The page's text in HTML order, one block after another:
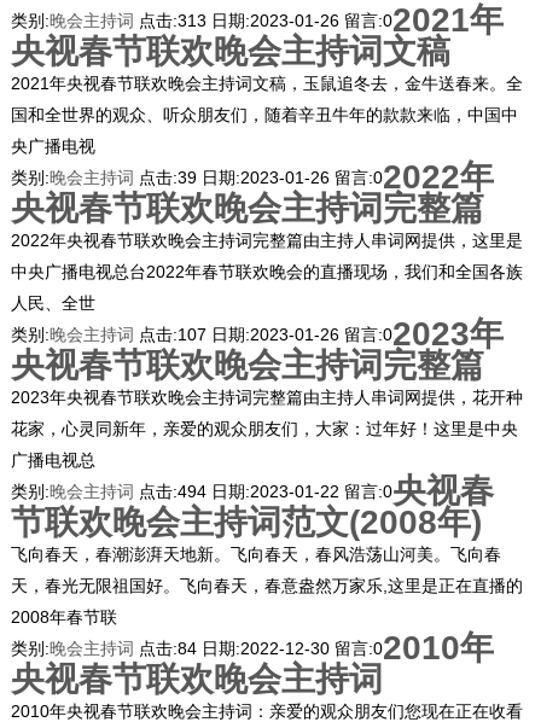
类别:晚会主持词 点击:313 日期:2023-01-26 留言:02021年
央视春节联欢晚会主持词文稿
2021年央视春节联欢晚会主持词文稿，玉鼠追冬去，金牛送春来。全
国和全世界的观众、听众朋友们，随着辛丑牛年的款款来临，中国中
央广播电视
类别:晚会主持词 点击:39 日期:2023-01-26 留言:02022年
央视春节联欢晚会主持词完整篇
2022年央视春节联欢晚会主持词完整篇由主持人串词网提供，这里是
中央广播电视总台2022年春节联欢晚会的直播现场，我们和全国各族
人民、全世
类别:晚会主持词 点击:107 日期:2023-01-26 留言:02023年
央视春节联欢晚会主持词完整篇
2023年央视春节联欢晚会主持词完整篇由主持人串词网提供，花开种
花家，心灵同新年，亲爱的观众朋友们，大家：过年好！这里是中央
广播电视总
类别:晚会主持词 点击:494 日期:2023-01-22 留言:0央视春
节联欢晚会主持词范文(2008年)
飞向春天，春潮澎湃天地新。飞向春天，春风浩荡山河美。飞向春
天，春光无限祖国好。飞向春天，春意盎然万家乐,这里是正在直播的
2008年春节联
类别:晚会主持词 点击:84 日期:2022-12-30 留言:02010年
央视春节联欢晚会主持词
2010年央视春节联欢晚会主持词：亲爱的观众朋友们您现在正在收看